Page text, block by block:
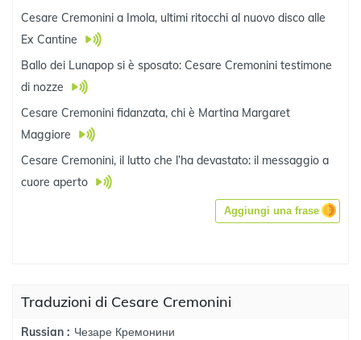
Cesare Cremonini a Imola, ultimi ritocchi al nuovo disco alle
Ex Cantine
Ballo dei Lunapop si è sposato: Cesare Cremonini testimone
di nozze
Cesare Cremonini fidanzata, chi è Martina Margaret
Maggiore
Cesare Cremonini, il lutto che l’ha devastato: il messaggio a
cuore aperto
Aggiungi una frase
Traduzioni di Cesare Cremonini
Russian : Чезаре Кремонини